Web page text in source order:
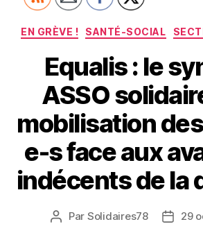
EN GRÈVE ! SANTÉ-SOCIAL
Equalis : le
ASSO
mobilisation
e-s face aux
indécents de la
Auteur
Par Solidaires78
Date
29